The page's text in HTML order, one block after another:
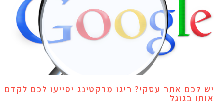
לכם אתר עסקי? ריגו מרקטינג יסייעו לכם לקדם
בגוגל